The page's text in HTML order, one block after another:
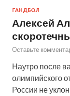
ГАНДБОЛ
Алексей
Оставьте
Наутро после
олимпийского
России не